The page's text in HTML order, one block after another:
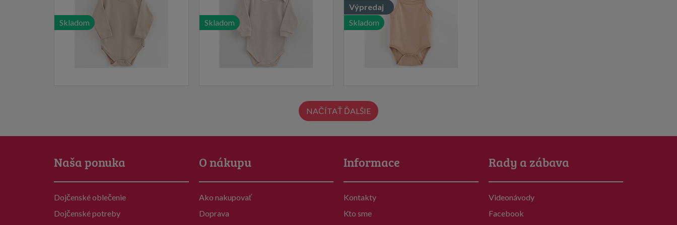
Skladom Skladom
Výpredaj
Skladom
NAČÍTAŤ ĎALŠIE
Naša ponuka
Dojčenské oblečenie
Dojčenské potreby
O nákupu
Ako nakupovať
Doprava
Informace
Kontakty
Kto sme
Rady a zábava
Videonávody
Facebook